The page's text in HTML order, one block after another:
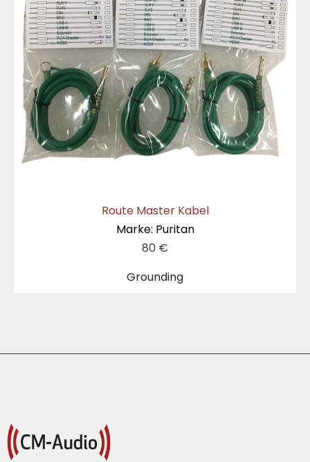
Grounding
Route Master Kabel
Marke: Puritan
80 €